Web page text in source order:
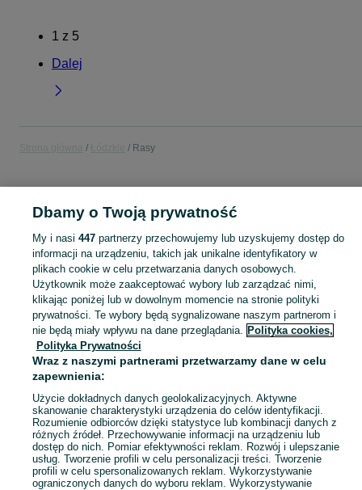
1 z 5
Dalej
Rasy
drewniany taras
Zobacz
Mapa kategorii
Mapa miejscowości
Mapa ministron
Popularne wyszukiwania
Dbamy o Twoją prywatność
My i nasi 447partnerzy przechowujemy lub uzyskujemy dostęp do
informacji na urządzeniu, takich jak unikalne identyfikatory w
plikach cookie w celu przetwarzania danych osobowych.
Użytkownik może zaakceptować wybory lub zarządzać nimi,
klikając poniżej lub w dowolnym momencie na stronie polityki
prywatności. Te wybory będą sygnalizowane naszym partnerom i
nie będą miały wpływu na dane przeglądania. Polityka cookies,
Polityka Prywatności
Wraz z naszymi partnerami przetwarzamy dane w celu
zapewnienia:
Użycie dokładnych danych geolokalizacyjnych. Aktywne
skanowanie charakterystyki urządzenia do celów identyfikacji.
Rozumienie odbiorców dzięki statystyce lub kombinacji danych z
różnych źródeł. Przechowywanie informacji na urządzeniu lub
dostęp do nich. Pomiar efektywności reklam. Rozwój i ulepszanie
usług. Tworzenie profili w celu personalizacji treści. Tworzenie
profili w celu spersonalizowanych reklam. Wykorzystywanie
ograniczonych danych do wyboru reklam. Wykorzystywanie